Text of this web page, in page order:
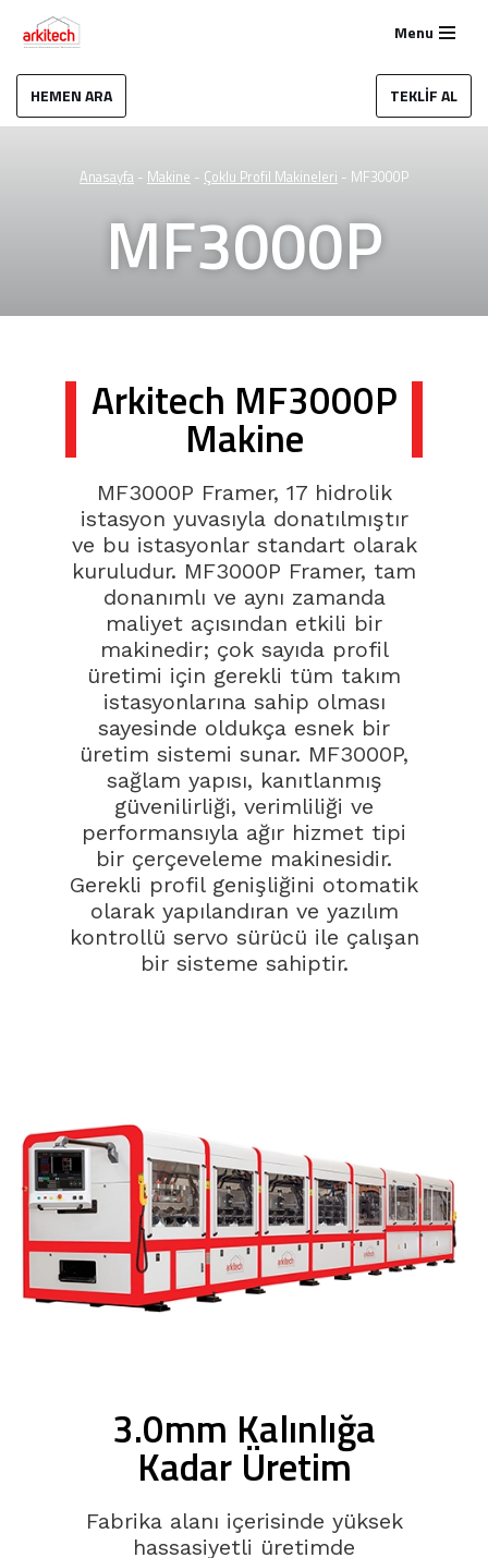
geç
Menu
HEMEN ARA TEKLİF AL
Anasayfa - Makine - Çoklu Profil Makineleri - MF3000P
MF3000P
Arkitech MF3000P
Makine
MF3000P Framer, 17 hidrolik
istasyon yuvasıyla donatılmıştır
ve bu istasyonlar standart olarak
kuruludur. MF3000P Framer, tam
donanımlı ve aynı zamanda
maliyet açısından etkili bir
makinedir; çok sayıda profil
üretimi için gerekli tüm takım
istasyonlarına sahip olması
sayesinde oldukça esnek bir
üretim sistemi sunar. MF3000P,
sağlam yapısı, kanıtlanmış
güvenilirliği, verimliliği ve
performansıyla ağır hizmet tipi
bir çerçeveleme makinesidir.
Gerekli profil genişliğini otomatik
olarak yapılandıran ve yazılım
kontrollü servo sürücü ile çalışan
bir sisteme sahiptir.
3.0mm Kalınlığa
Kadar Üretim
Fabrika alanı içerisinde yüksek
hassasiyetli üretimde